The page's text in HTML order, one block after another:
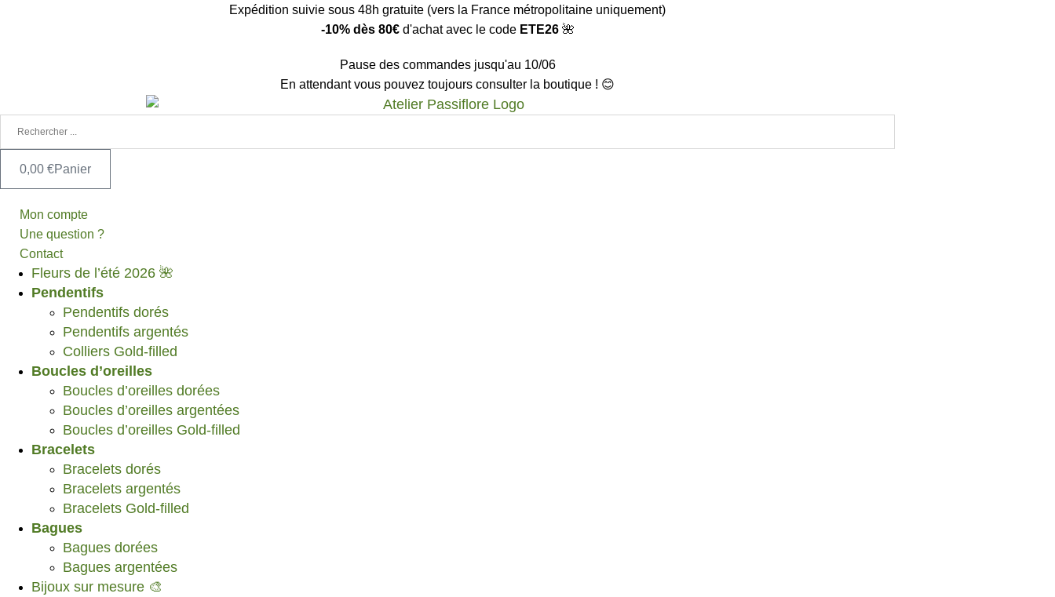
Expédition suivie sous 48h gratuite (vers la France métropolitaine uniquement)
-10% dès 80€d'achat avec le code ETE26🌺
Pause des commandes jusqu'au 10/06
En attendant vous pouvez toujours consulter la boutique ! 😊
0,00 €Panier
Mon compte
Une question ?
Contact
Fleurs de l’été 2026 🌺
Pendentifs
Pendentifs dorés
Pendentifs argentés
Colliers Gold-filled
Boucles d’oreilles
Boucles d’oreilles dorées
Boucles d’oreilles argentées
Boucles d’oreilles Gold-filled
Bracelets
Bracelets dorés
Bracelets argentés
Bracelets Gold-filled
Bagues
Bagues dorées
Bagues argentées
Bijoux sur mesure 🎨